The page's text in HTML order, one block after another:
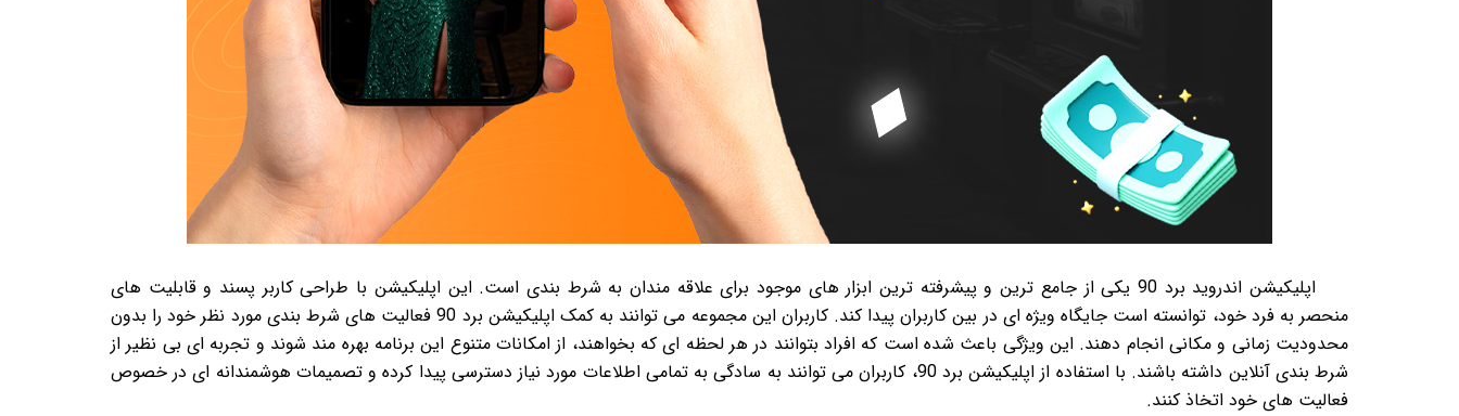
اپلیکیشن اندروید برد 90 یکی از جامع ترین و پیشرفته ترین ابزار های موجود برای علاقه مندان به شرط بندی است. این اپلیکیشن با طراحی کاربر پسند و قابلیت های
منحصر به فرد خود، توانسته است جایگاه ویژه ای در بین کاربران پیدا کند. کاربران این مجموعه می توانند به کمک اپلیکیشن برد 90 فعالیت های شرط بندی مورد نظر خود را بدون
محدودیت زمانی و مکانی انجام دهند. این ویژگی باعث شده است که افراد بتوانند در هر لحظه ای که بخواهند، از امکانات متنوع این برنامه بهره مند شوند و تجربه ای بی نظیر از
شرط بندی آنلاین داشته باشند. با استفاده از اپلیکیشن برد 90، کاربران می توانند به سادگی به تمامی اطلاعات مورد نیاز دسترسی پیدا کرده و تصمیمات هوشمندانه ای در خصوص
فعالیت های خود اتخاذ کنند.